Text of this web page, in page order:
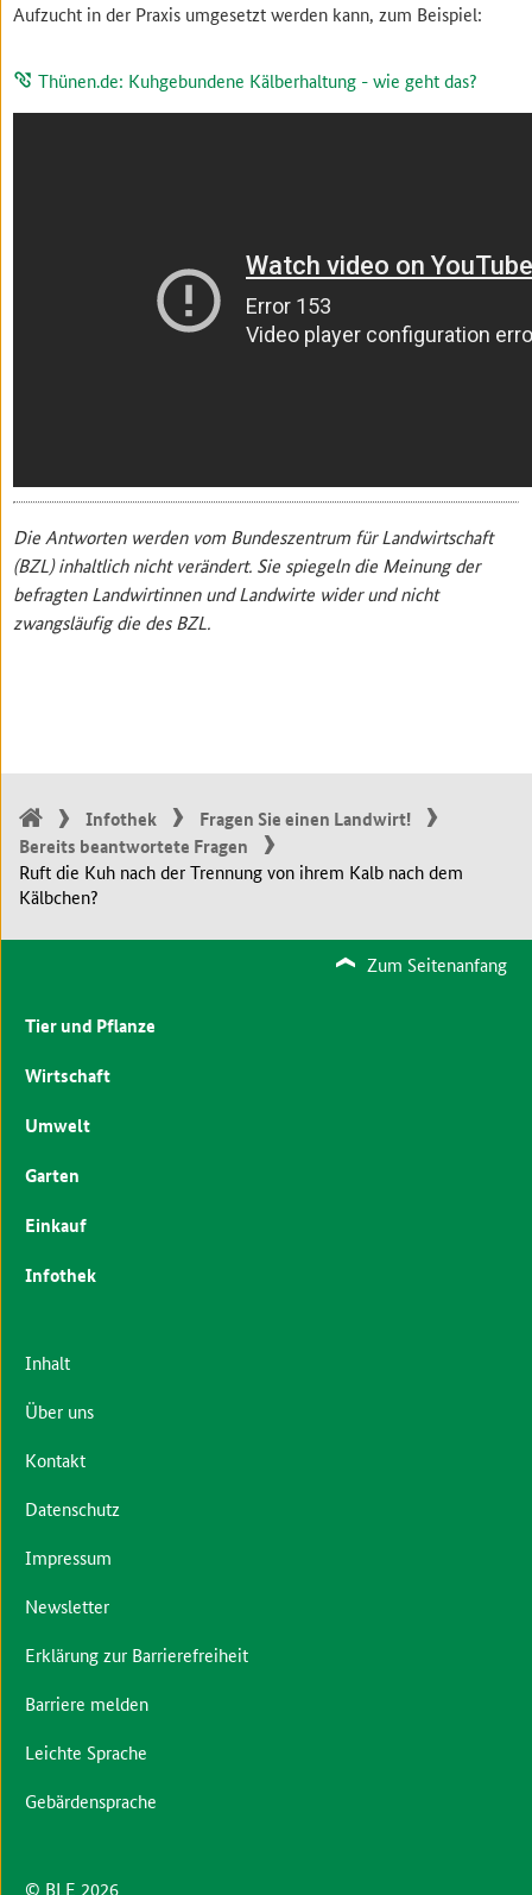
Aufzucht in der Praxis umgesetzt werden kann, zum Beispiel:
Thünen.de: Kuhgebundene Kälberhaltung - wie geht das?
Die Antworten werden vom Bundeszentrum für Landwirtschaft
(BZL) inhaltlich nicht verändert. Sie spiegeln die Meinung der
befragten Landwirtinnen und Landwirte wider und nicht
zwangsläufig die des BZL.
Infothek
Fragen Sie einen Landwirt!
Bereits beantwortete Fragen
Ruft die Kuh nach der Trennung von ihrem Kalb nach dem
Kälbchen?
Zum Seitenanfang
Tier und Pflanze
Wirtschaft
Umwelt
Garten
Einkauf
Infothek
© BLE 2026
Inhalt
Über uns
Kontakt
Datenschutz
Impressum
Newsletter
Erklärung zur Barrierefreiheit
Barriere melden
Leichte Sprache
Gebärdensprache